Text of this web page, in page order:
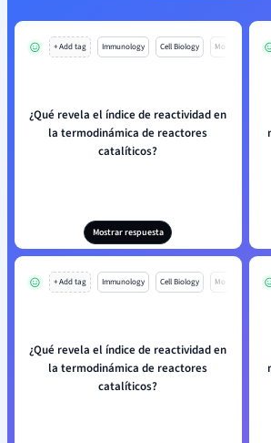
+ Add tag Immunology Cell Biology Mo
¿Qué revela el índice de reactividad en
la termodinámica de reactores
catalíticos?
Mostrar respuesta
+ Add tag Immunology Cell Biology Mo
¿Qué revela el índice de reactividad en
la termodinámica de reactores
catalíticos?